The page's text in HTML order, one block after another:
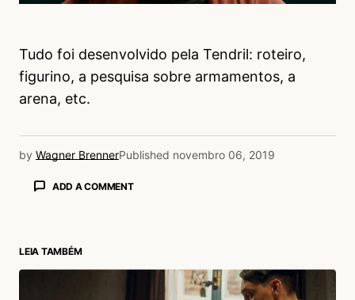
Tudo foi desenvolvido pela Tendril: roteiro,
figurino, a pesquisa sobre armamentos, a
arena, etc.
by Wagner BrennerPublished novembro 06, 2019
ADD A COMMENT
LEIA TAMBÉM